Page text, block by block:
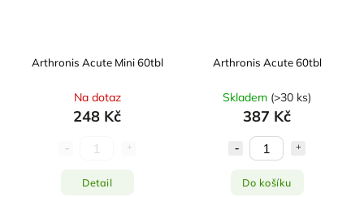
Arthronis Acute Mini 60tbl
Na dotaz
248 Kč
Detail
Arthronis Acute 60tbl
Skladem (>30 ks)
387 Kč
Do košíku